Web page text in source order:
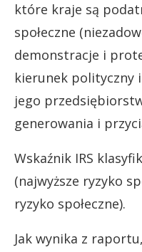
które kraje są
społeczne
demonstracje i
kierunek polityczny
jego
generowania i
Wskaźnik IRS
(najwyższe ryzyko
ryzyko społeczne).
Jak wynika z